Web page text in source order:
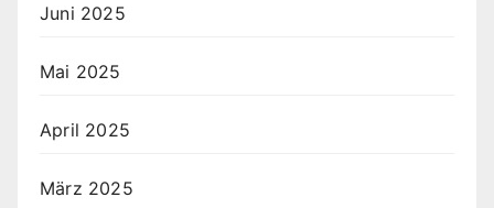
Juni 2025
Mai 2025
April 2025
März 2025